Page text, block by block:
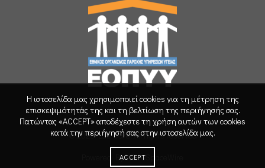
© 2026Lab Care. All rights reserved
Powered By WhiteSpaceWire
Η ιστοσελίδα μας χρησιμοποιεί cookies για τη μέτρηση της
επισκεψιμότητάς της και τη βελτίωση της περιήγησής σας.
Πατώντας «ACCEPT» αποδέχεστε τη χρήση αυτών των cookies
κατά την περιήγησή σας στην ιστοσελίδα μας.
ACCEPT